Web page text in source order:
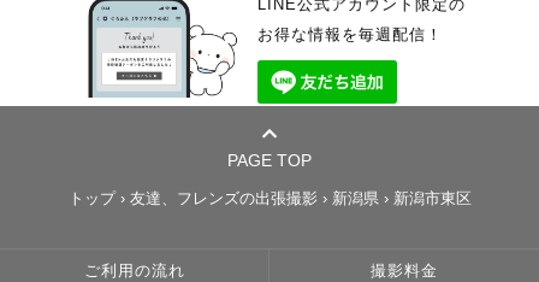
LINE公式アカウント限定の
お得な情報を毎週配信！
PAGE TOP
トップ› 友達、フレンズの出張撮影 › 新潟県› 新潟市東区
ご利用の流れ 撮影料金